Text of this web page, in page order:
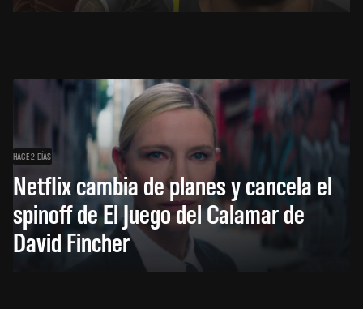
HACE 2 DÍAS
Netflix cambia de planes y cancela el
spinoff de El Juego del Calamar de
David Fincher